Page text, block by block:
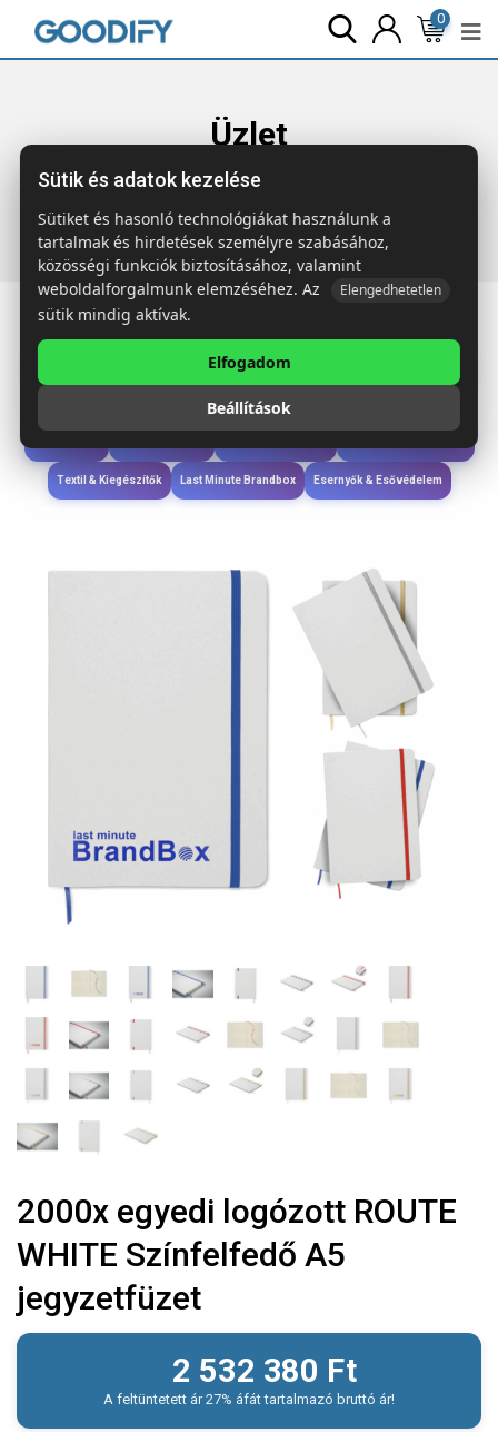
0
Üzlet
Főoldal Termékek Last Minute Brandbox
logózott ROUTE WHITE Színfelfedő A5 jegyzetfüzet
Étkezés & Ivás
Wellness & Ápolás
Textil & Kiegészítők Last Minute Brandbox Esernyők & Esővédelem
2000x egyedi logózott ROUTE
WHITE Színfelfedő A5
jegyzetfüzet
2 532 380 Ft
A feltüntetett ár 27% áfát tartalmazó bruttó ár!
Sütik és adatok kezelése
Sütiket és hasonló technológiákat használunk a
tartalmak és hirdetések személyre szabásához,
közösségi funkciók biztosításához, valamint
weboldalforgalmunk elemzéséhez. Az
Elengedhetetlen
sütik mindig aktívak.
Elfogadom
Beállítások